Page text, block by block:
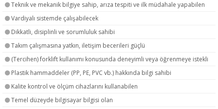
Teknik ve mekanik bilgiye sahip, arıza tespiti ve ilk müdahale yapabilen
Vardiyalı sistemde çalışabilecek
Dikkatli, disiplinli ve sorumluluk sahibi
Takım çalışmasına yatkın, iletişim becerileri güçlü
(Tercihen) forklift kullanımı konusunda deneyimli veya öğrenmeye istekli
Plastik hammaddeler (PP, PE, PVC vb.) hakkında bilgi sahibi
Kalite kontrol ve ölçüm cihazlarını kullanabilen
Temel düzeyde bilgisayar bilgisi olan